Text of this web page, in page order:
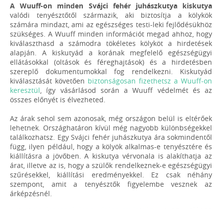
A Wuuff-on minden Svájci fehér juhászkutya kiskutya
valódi tenyésztőtől származik, aki biztosítja a kölykök
számára mindazt, ami az egészséges testi-leki fejlődésükhöz
szükséges. A Wuuff minden információt megad ahhoz, hogy
kiválaszthasd a számodra tökéletes kölyköt a hirdetések
alapján. A kiskutyád a korának megfelelő egészségügyi
ellátásokkal (oltások és féreghajtások) és a hirdetésben
szereplő dokumentumokkal fog rendelkezni. Kiskutyád
kiválasztását követően biztonságosan fizethetsz a Wuuff-on
keresztül , így vásárlásod során a Wuuff védelmét és az
összes előnyét is élvezheted.
Az árak sehol sem azonosak, még országon belül is eltérőek
lehetnek. Országhatáron kívül még nagyobb különbségekkel
találkozhatsz. Egy Svájci fehér juhászkutya ára sokmindentől
függ, ilyen például, hogy a kölyök alkalmas-e tenyésztére és
kiállításra a jövőben. A kiskutya vérvonala is alakíthatja az
árat, illetve az is, hogy a szülők rendelkeznek-e egészségügyi
szűrésekkel, kiállítási eredményekkel. Ez csak néhány
szempont, amit a tenyésztők figyelembe vesznek az
árképzésnél.